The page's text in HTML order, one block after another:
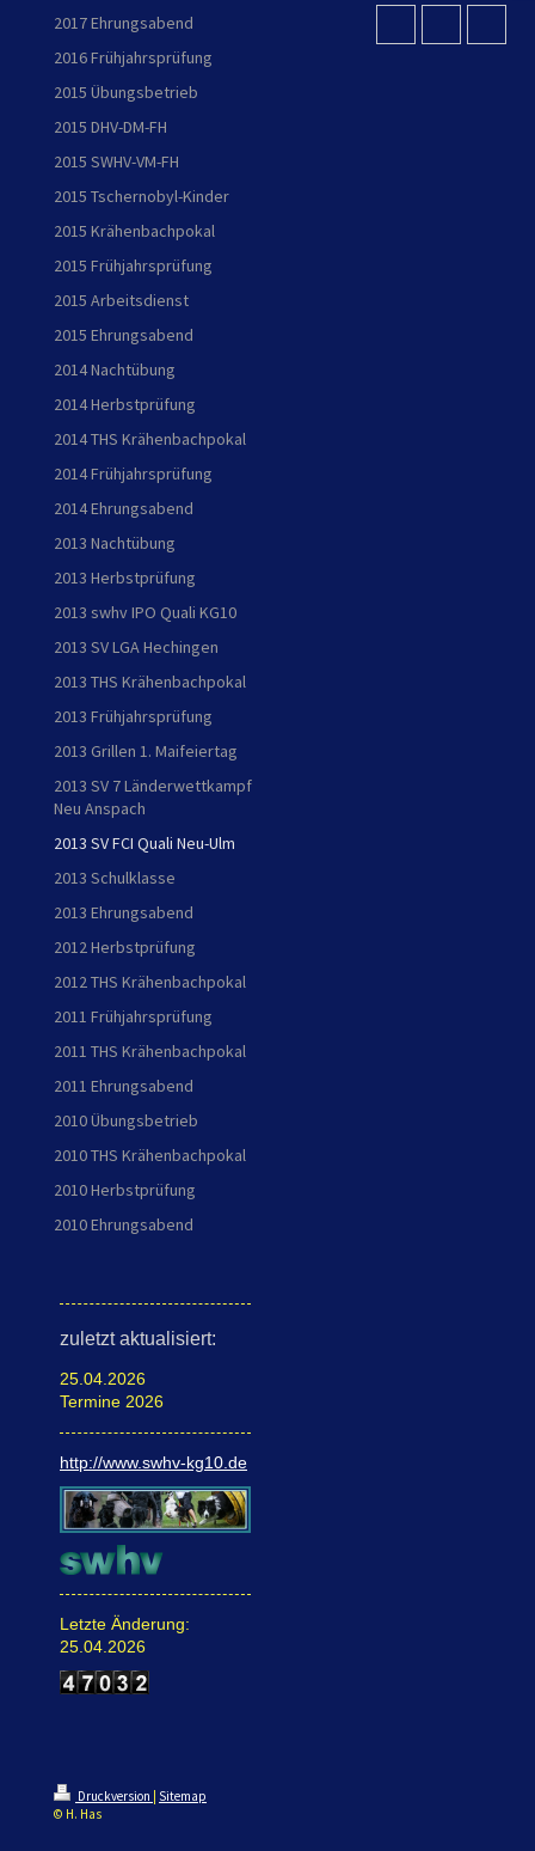
2017 Ehrungsabend
2016 Frühjahrsprüfung
2015 Übungsbetrieb
2015 DHV-DM-FH
2015 SWHV-VM-FH
2015 Tschernobyl-Kinder
2015 Krähenbachpokal
2015 Frühjahrsprüfung
2015 Arbeitsdienst
2015 Ehrungsabend
2014 Nachtübung
2014 Herbstprüfung
2014 THS Krähenbachpokal
2014 Frühjahrsprüfung
2014 Ehrungsabend
2013 Nachtübung
2013 Herbstprüfung
2013 swhv IPO Quali KG10
2013 SV LGA Hechingen
2013 THS Krähenbachpokal
2013 Frühjahrsprüfung
2013 Grillen 1. Maifeiertag
2013 SV 7 Länderwettkampf
Neu Anspach
2013 SV FCI Quali Neu-Ulm
2013 Schulklasse
2013 Ehrungsabend
2012 Herbstprüfung
2012 THS Krähenbachpokal
2011 Frühjahrsprüfung
2011 THS Krähenbachpokal
2011 Ehrungsabend
2010 Übungsbetrieb
2010 THS Krähenbachpokal
2010 Herbstprüfung
2010 Ehrungsabend
zuletzt aktualisiert:
25.04.2026
Termine 2026
http://www.swhv-kg10.de
Letzte Änderung:
25.04.2026
Druckversion | Sitemap
© H. Has